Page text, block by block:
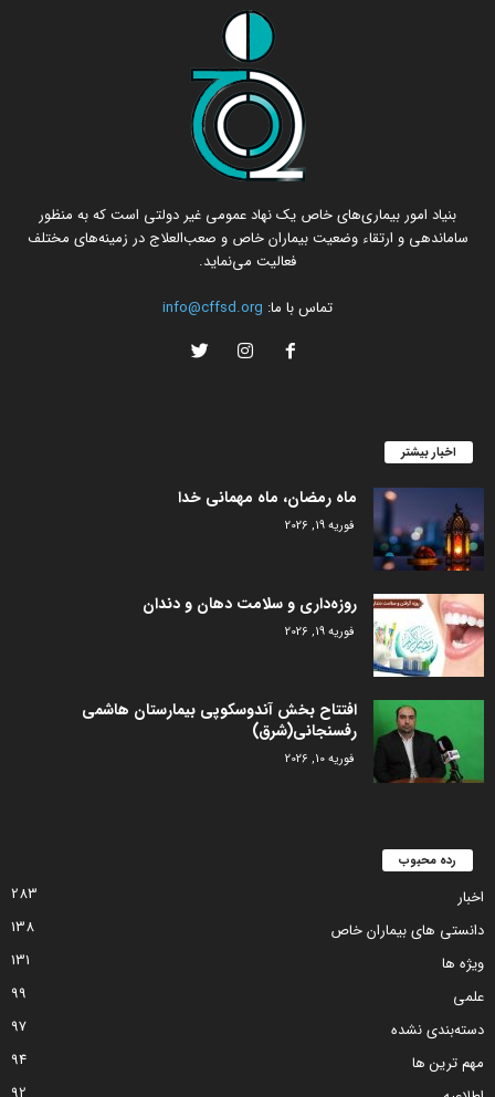
بنیاد امور بیماری‌های خاص یک نهاد عمومی غیر دولتی است که به منظور
ساماندهی و ارتقاء وضعیت بیماران خاص و صعب‌العلاج در زمینه‌های مختلف
فعالیت می‌نماید.
تماس با ما: info@cffsd.org
اخبار بیشتر
ماه رمضان، ماه مهمانی خدا
فوریه 19, 2026
روزه‌داری و سلامت دهان و دندان
فوریه 19, 2026
افتتاح بخش آندوسکوپی بیمارستان هاشمی
رفسنجانی(شرق)
فوریه 10, 2026
رده محبوب
اخبار
283
دانستی های بیماران خاص
138
ویژه ها
131
علمی
99
دسته‌بندی نشده
97
مهم ترین ها
94